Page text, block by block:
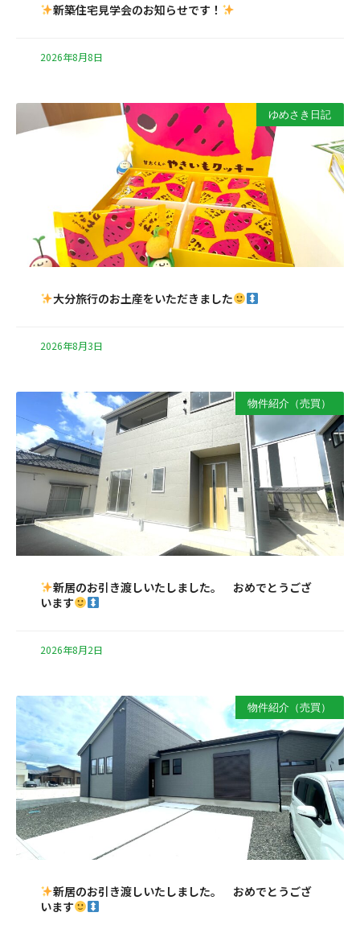
新築住宅見学会のお知らせです！
2026年8月8日
ゆめさき日記
大分旅行のお土産をいただきました
2026年8月3日
物件紹介（売買）
新居のお引き渡しいたしました。 おめでとうござ
います
2026年8月2日
物件紹介（売買）
新居のお引き渡しいたしました。 おめでとうござ
います